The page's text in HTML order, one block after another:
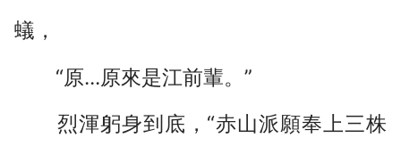
蟻，
“原...原來是江前輩。”
烈渾躬身到底，“赤山派願奉上三株